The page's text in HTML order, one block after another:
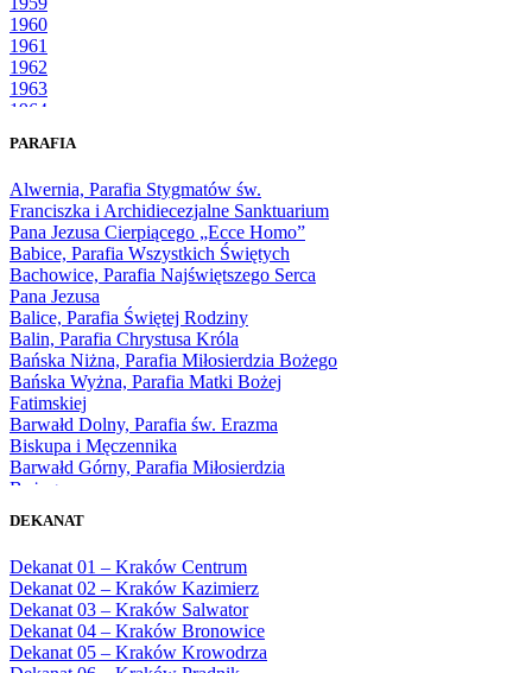
1960
1961
1962
1963
1964
1966
1968
1969
1970
1971
1972
1973
1974
1975
1976
1977
1978
1979
1980
1981
1983
1985
1986
1987
1988
1989
1990
PARAFIA
Alwernia, Parafia Stygmatów św.
Franciszka i Archidiecezjalne Sanktuarium
Pana Jezusa Cierpiącego „Ecce Homo”
Babice, Parafia Wszystkich Świętych
Bachowice, Parafia Najświętszego Serca
Pana Jezusa
Balice, Parafia Świętej Rodziny
Balin, Parafia Chrystusa Króla
Bańska Niżna, Parafia Miłosierdzia Bożego
Bańska Wyżna, Parafia Matki Bożej
Fatimskiej
Barwałd Dolny, Parafia św. Erazma
Biskupa i Męczennika
Barwałd Górny, Parafia Miłosierdzia
Bożego
Bęczarka, Parafia Matki Boskiej
Będkowice, Parafia Najświętszej Maryi
Panny Królowej
Białka Górna, Parafia Matki Bożej
Królowej Rodzin
Białka Tatrzańska, Parafia Świętych
DEKANAT
Dekanat 01 – Kraków Centrum
Dekanat 02 – Kraków Kazimierz
Dekanat 03 – Kraków Salwator
Dekanat 04 – Kraków Bronowice
Dekanat 05 – Kraków Krowodrza